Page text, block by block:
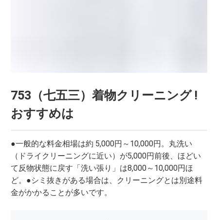
753（七五三）着物クリーニング !
おすすめは
●一般的な料金相場は約 5,000円～10,000円。丸洗い
（ドライクリーニングに近い）が5,000円前後、ほどい
て反物状態に戻す「洗い張り」は8,000～10,000円ほ
ど。●シミ抜きがある場合は、クリーニングとは別途料
金がかかることが多いです。